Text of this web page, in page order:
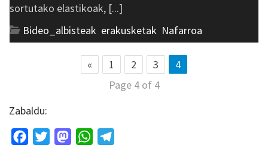
sortutako elastikoak, [...]
Bideo_albisteak erakusketak Nafarroa
« 1 2 3
4
Page 4 of 4
Zabaldu:
FacebookTwitterMastodonWhatsApp